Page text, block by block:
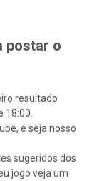
postar o
resultado
18:00.
e seja nosso
sugeridos dos
jogo veja um